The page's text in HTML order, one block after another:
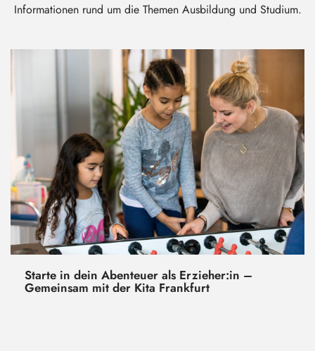
Informationen rund um die Themen Ausbildung und Studium.
Starte in dein Abenteuer als Erzieher:in –
Gemeinsam mit der Kita Frankfurt